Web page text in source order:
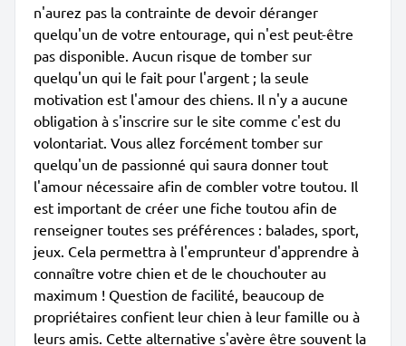
n'aurez pas la contrainte de devoir déranger
quelqu'un de votre entourage, qui n'est peut-être
pas disponible. Aucun risque de tomber sur
quelqu'un qui le fait pour l'argent ; la seule
motivation est l'amour des chiens. Il n'y a aucune
obligation à s'inscrire sur le site comme c'est du
volontariat. Vous allez forcément tomber sur
quelqu'un de passionné qui saura donner tout
l'amour nécessaire afin de combler votre toutou. Il
est important de créer une fiche toutou afin de
renseigner toutes ses préférences : balades, sport,
jeux. Cela permettra à l'emprunteur d'apprendre à
connaître votre chien et de le chouchouter au
maximum ! Question de facilité, beaucoup de
propriétaires confient leur chien à leur famille ou à
leurs amis. Cette alternative s'avère être souvent la